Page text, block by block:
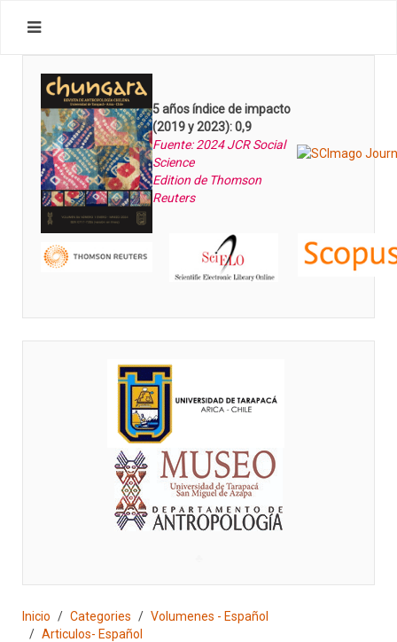
5 años índice de impacto
(2019 y 2023): 0,9
Fuente: 2024 JCR Social
Science
Edition de Thomson
Reuters
Inicio Categories
Volumenes - Español
Articulos- Español